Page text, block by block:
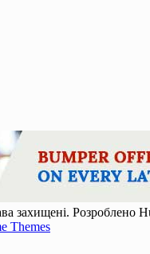
захищені. Розроблено
Themes